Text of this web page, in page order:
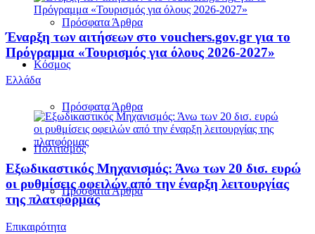
Πρόσφατα Άρθρα
Κόσμος
Πρόσφατα Άρθρα
Πολιτισμός
Πρόσφατα Άρθρα
Έναρξη των αιτήσεων στο vouchers.gov.gr για το
Πρόγραμμα «Τουρισμός για όλους 2026-2027»
Ελλάδα
Εξωδικαστικός Μηχανισμός: Άνω των 20 δισ. ευρώ
οι ρυθμίσεις οφειλών από την έναρξη λειτουργίας
της πλατφόρμας
Επικαιρότητα